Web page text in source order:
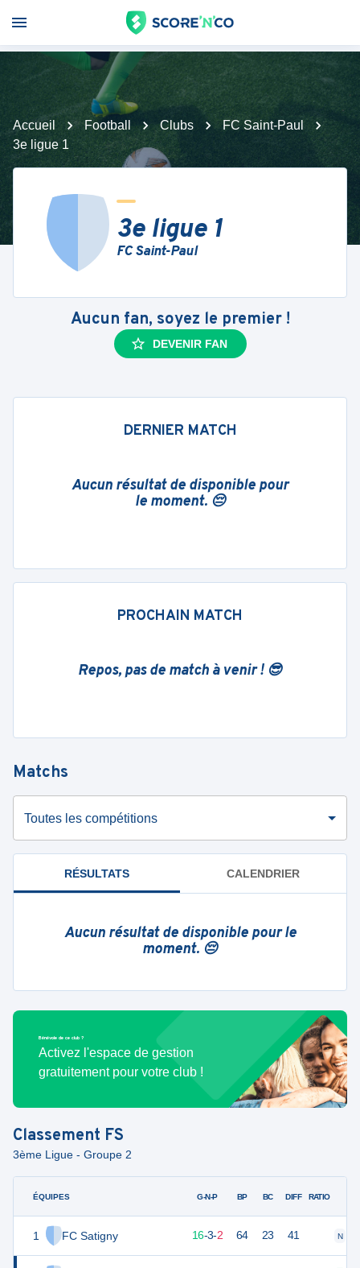
Accueil Football Clubs
FC Saint-Paul
3e ligue 1
3e ligue 1
FC Saint-Paul
Aucun fan, soyez le premier !
DEVENIR FAN
DERNIER MATCH
Aucun résultat de disponible pour
le moment. 😔
PROCHAIN MATCH
Repos, pas de match à venir ! 😎
Matchs
Toutes les compétitions
RÉSULTATS CALENDRIER
Aucun résultat de disponible pour le
moment. 😔
Bénévole de ce club ?
Activez l'espace de gestion
gratuitement pour votre club !
Classement FS
3ème Ligue - Groupe 2
ÉQUIPES
1 FC Satigny
G-N-P BP BC DIFF RATIO
16-3-2 64 23 41 N